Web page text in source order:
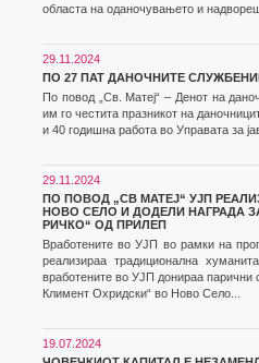
областа на оданочувањето и
29.11.2024
ПО 27 ПАТ ДАНОЧНИТЕ
По повод „Св. Матеј“ – Денот на
им го честита празникот на
и 40 годишна работа во Управата за
29.11.2024
ПО ПОВОД „СВ МАТЕЈ“ УЈП
НОВО СЕЛО И ДОДЕЛИ НАГРАДА
РИЧКО“ ОД ПРИЛЕП
Вработените во УЈП во рамки на
реализираа традиционална
вработените во УЈП донираа парични
Климент Охридски“ во Ново Село...
19.07.2024